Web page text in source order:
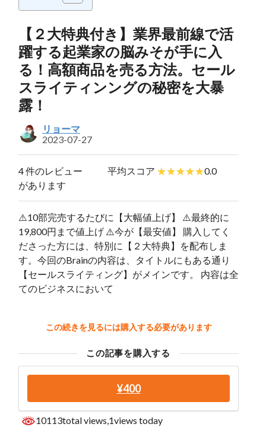
【２大特典付き】業界最前線で活
躍する起業家の脳みそが手に入
る！高額商品を売る方法。セール
スライティンングの秘密を大暴
露！
リョーマ
2023-07-27
4 件のレビュー
があります
平均スコア 0.0
⚠️10部完売するたびに【大幅値上げ】 ⚠️最終的に
19,800円まで値上げ ⚠️今が【最安値】 購入してく
ださった方には、特別に【２大特典】を配布しま
す。今回のBrainの内容は、タイトルにもある通り
【セールスライティング】がメインです。 内容は全
てのビジネスにおいて
この続きを見るには購入する必要があります
この記事を購入する
¥400
10113total views,1views today